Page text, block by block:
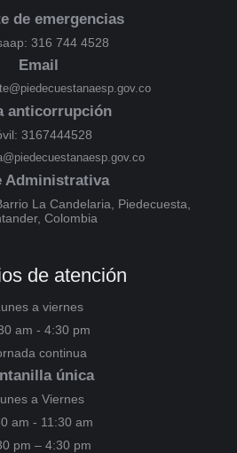
de emergencias
316 744 4528
Email
anticorrupción
3167444528
Administrativa
La Candelaria, Piedecuesta,
Colombia
de atención
a viernes
am - 4:30 pm
continua
única
a Viernes
am - 11:30 am
pm – 4:30 pm